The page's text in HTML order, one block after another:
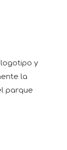
y
la
parque